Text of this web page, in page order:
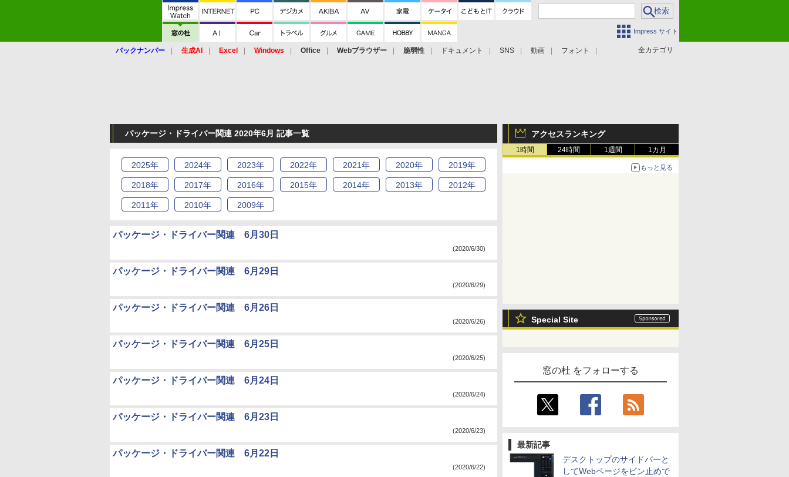
Impress サイト
全カテゴリ
バックナンバー 生成AI Excel Windows Office Webブラウザー 脆弱性 ドキュメント SNS 動画 フォント
アクセスランキング
1時間 24時間 1週間 1カ月
もっと見る
Special Site
窓の杜 をフォローする
最新記事
デスクトップのサイドバーと
してWebページをピン止めで
パッケージ・ドライバー関連 2020年6月 記事一覧
2025年 2024年 2023年 2022年 2021年 2020年 2019年
2018年 2017年 2016年 2015年 2014年 2013年 2012年
2011年 2010年 2009年
パッケージ・ドライバー関連 6月30日
(2020/6/30)
パッケージ・ドライバー関連 6月29日
(2020/6/29)
パッケージ・ドライバー関連 6月26日
(2020/6/26)
パッケージ・ドライバー関連 6月25日
(2020/6/25)
パッケージ・ドライバー関連 6月24日
(2020/6/24)
パッケージ・ドライバー関連 6月23日
(2020/6/23)
パッケージ・ドライバー関連 6月22日
(2020/6/22)